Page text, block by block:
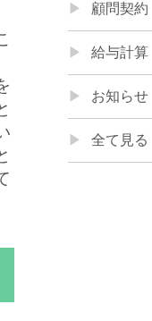
顧問契約
給与計算
お知らせ
全て見る